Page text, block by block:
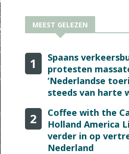
MEEST GELEZEN
1
Spaans
protesten
‘Nederlandse
steeds van harte
2
Coffee with the
Holland America
verder in op
Nederland